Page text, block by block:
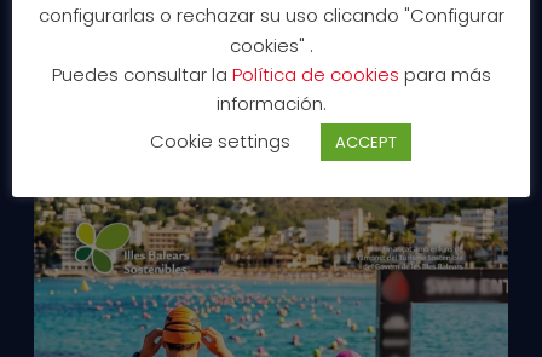
configurarlas o rechazar su uso clicando "Configurar
cookies" .
Puedes consultar la Política de cookies para más
información.
Cookie settings
ACCEPT